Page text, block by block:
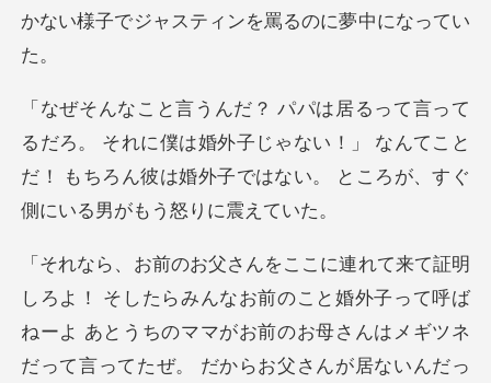
れに僕は婚外子じゃない！」 なんてこと
だ！ もちろん彼は婚外
呼ば
ねーよ あとうちのママがお前のお母さんはメギツネ
だって言ってたぜ。 だからお父さんが居な